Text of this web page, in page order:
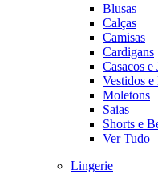
Blusas
Calças
Camisas
Cardigans
Casacos e
Vestidos e
Moletons
Saias
Shorts e
Ver Tudo
Lingerie